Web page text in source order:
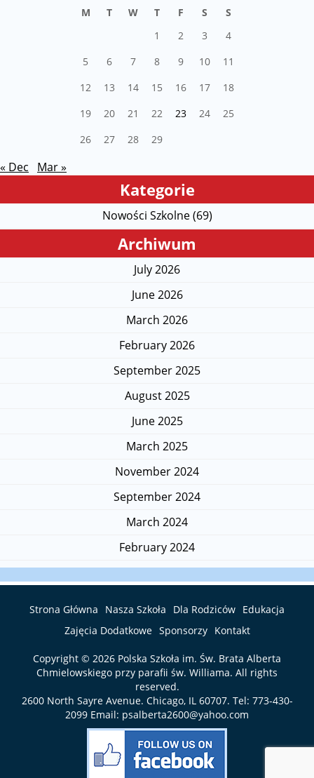
M
T W T F S
S
1
2 3
4
5
6 7 8 9 10
11
12
13 14 15 16 17
18
19
20 21 22 23 24
25
26
27 28 29
« Dec Mar »
Kategorie
Nowości Szkolne (69)
Archiwum
July 2026
June 2026
March 2026
February 2026
September 2025
August 2025
June 2025
March 2025
November 2024
September 2024
March 2024
February 2024
Strona Główna Nasza Szkoła Dla Rodziców Edukacja
Zajęcia Dodatkowe Sponsorzy Kontakt
Copyright © 2026 Polska Szkoła im. Św. Brata Alberta
Chmielowskiego przy parafii św. Williama. All rights
reserved.
2600 North Sayre Avenue. Chicago, IL 60707. Tel: 773-430-
2099 Email: psalberta2600@yahoo.com